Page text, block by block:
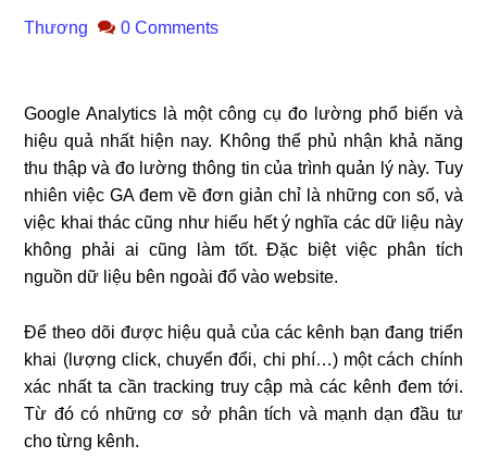
Thương 0 Comments
Google Analytics là một công cụ đo lường phổ biến và
hiệu quả nhất hiện nay. Không thể phủ nhận khả năng
thu thập và đo lường thông tin của trình quản lý này. Tuy
nhiên việc GA đem về đơn giản chỉ là những con số, và
việc khai thác cũng như hiểu hết ý nghĩa các dữ liệu này
không phải ai cũng làm tốt. Đặc biệt việc phân tích
nguồn dữ liệu bên ngoài đổ vào website.
Để theo dõi được hiệu quả của các kênh bạn đang triển
khai (lượng click, chuyển đổi, chi phí…) một cách chính
xác nhất ta cần tracking truy cập mà các kênh đem tới.
Từ đó có những cơ sở phân tích và mạnh dạn đầu tư
cho từng kênh.